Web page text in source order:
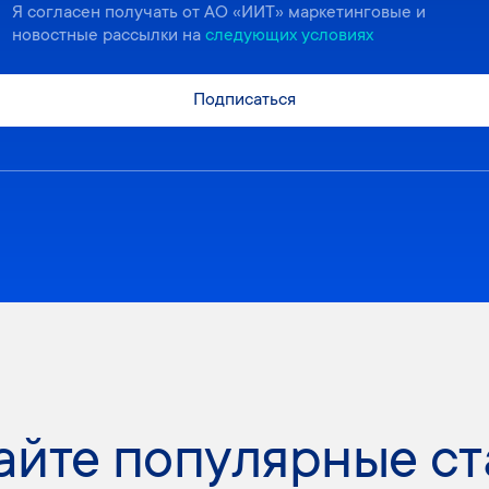
Я согласен получать от АО «ИИТ» маркетинговые и
новостные рассылки на следующих условиях
Подписаться
популярные